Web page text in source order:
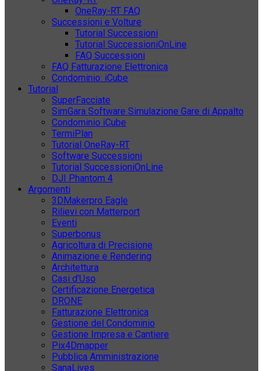
OneRay-RT FAQ
Successioni e Volture
Tutorial Successioni
Tutorial SuccessioniOnLine
FAQ Successioni
FAQ Fatturazione Elettronica
Condominio: iCube
Tutorial
SuperFacciate
SimGara Software Simulazione Gare di Appalto
Condominio iCube
TermiPlan
Tutorial OneRay-RT
Software Successioni
Tutorial SuccessioniOnLine
DJI Phantom 4
Argomenti
3DMakerpro Eagle
Rilievi con Matterport
Eventi
Superbonus
Agricoltura di Precisione
Animazione e Rendering
Architettura
Casi d’Uso
Certificazione Energetica
DRONE
Fatturazione Elettronica
Gestione del Condominio
Gestione Impresa e Cantiere
Pix4Dmapper
Pubblica Amministrazione
SanaLives